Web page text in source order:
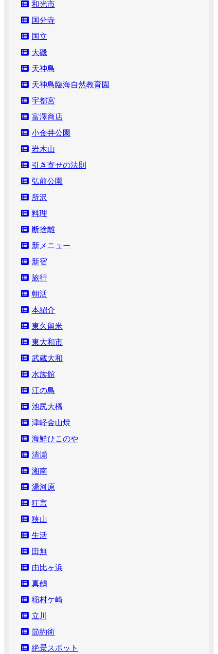
和光市
国分寺
国立
大磯
天神島
天神島臨海自然教育園
宇都宮
富澤商店
小金井公園
岩木山
引き寄せの法則
弘前公園
所沢
料理
断捨離
新メニュー
新宿
旅行
朝活
本紹介
東久留米
東大和市
武蔵大和
水族館
江の島
池尻大橋
津軽金山焼
海鮮ひこのや
清瀬
湘南
湯河原
狂言
狭山
生活
田無
由比ヶ浜
真鶴
稲村ケ崎
立川
節約術
絶景スポット